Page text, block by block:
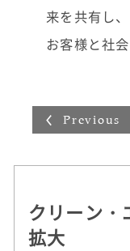
まま販売台数
収入にも反
来を共有し、
お客様と社
クリーン・
拡大
持続可能な
クルマづく
自動運転 /
デジタル・
ドライビン
へのこだわり
Previous